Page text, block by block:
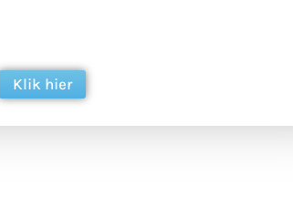
Klik hier